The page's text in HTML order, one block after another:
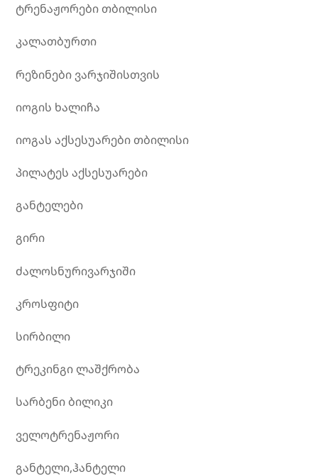
ტრენაჟორები თბილისი
კალათბურთი
რეზინები ვარჯიშისთვის
იოგის ხალიჩა
იოგას აქსესუარები თბილისი
პილატეს აქსესუარები
განტელები
გირი
ძალოსნურივარჯიში
კროსფიტი
სირბილი
ტრეკინგი ლაშქრობა
სარბენი ბილიკი
ველოტრენაჟორი
განტელი,ჰანტელი